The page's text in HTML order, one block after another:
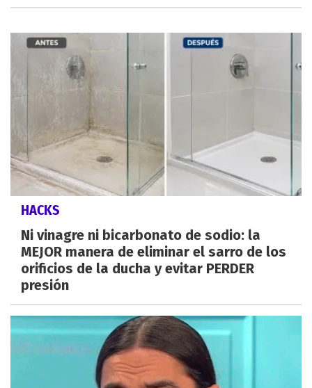
HACKS
Ni vinagre ni bicarbonato de sodio: la
MEJOR manera de eliminar el sarro de los
orificios de la ducha y evitar PERDER
presión